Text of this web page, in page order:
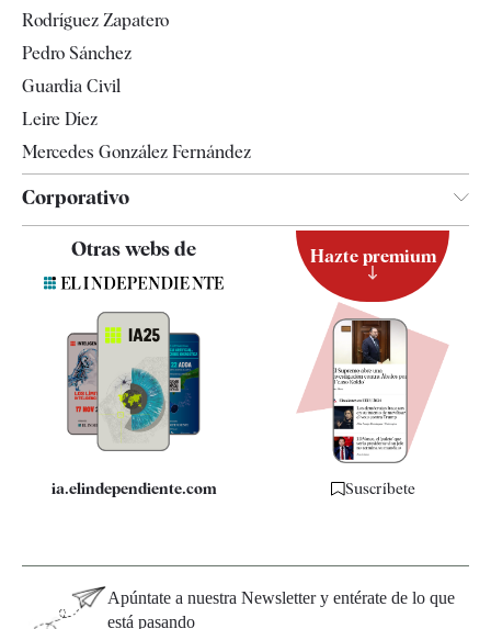
Televisión
Rodríguez Zapatero
Pedro Sánchez
Guardia Civil
Leire Díez
Mercedes González Fernández
Corporativo
Contacto
Quiénes somos
Especificaciones
Otras webs de
ia.elindependiente.com
Hazte premium
Suscríbete
Apúntate a nuestra Newsletter y entérate de lo que
está pasando